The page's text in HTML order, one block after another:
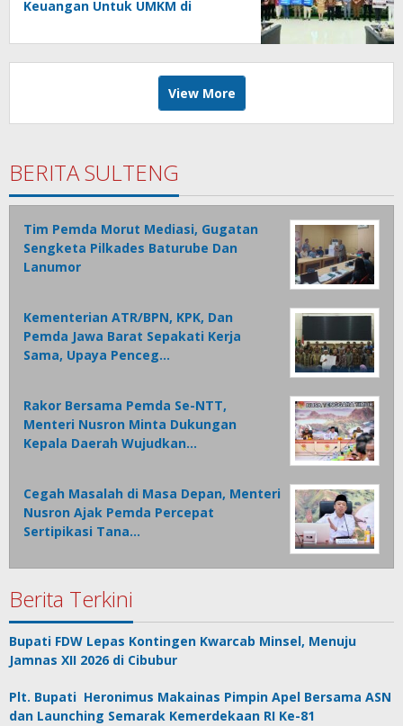
Keuangan Untuk UMKM di
View More
BERITA SULTENG
Tim Pemda Morut Mediasi, Gugatan
Sengketa Pilkades Baturube Dan
Lanumor
Kementerian ATR/BPN, KPK, Dan
Pemda Jawa Barat Sepakati Kerja
Sama, Upaya Penceg…
Rakor Bersama Pemda Se-NTT,
Menteri Nusron Minta Dukungan
Kepala Daerah Wujudkan…
Cegah Masalah di Masa Depan, Menteri
Nusron Ajak Pemda Percepat
Sertipikasi Tana…
Berita Terkini
Bupati FDW Lepas Kontingen Kwarcab Minsel, Menuju
Jamnas XII 2026 di Cibubur
Plt. Bupati Heronimus Makainas Pimpin Apel Bersama ASN
dan Launching Semarak Kemerdekaan RI Ke-81